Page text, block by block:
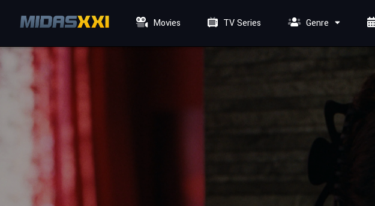
Movies TV Series Genre